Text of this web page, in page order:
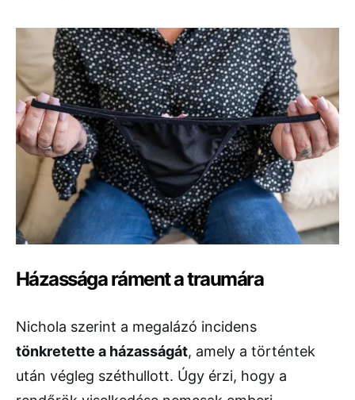
Házassága ráment a traumára
Nichola szerint a megalázó incidens
tönkretette a házasságát, amely a történtek
után végleg széthullott. Úgy érzi, hogy a